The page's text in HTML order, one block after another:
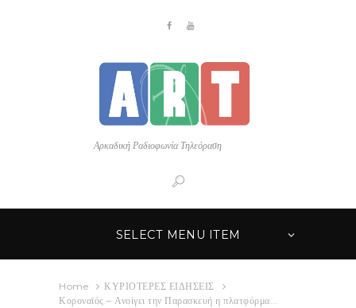
Αρκαδική Ραδιοφωνία Τηλεόραση
SELECT MENU ITEM
Home
ΚΥΡΙΟΤΕΡΕΣ ΕΙΔΗΣΕΙΣ
Κοροναϊός – Ανοίγει την Παρασκευή η πλατφόρμα...